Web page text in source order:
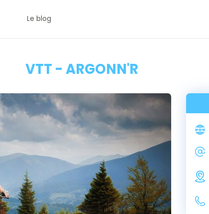
Le blog
VTT - ARGONN'R